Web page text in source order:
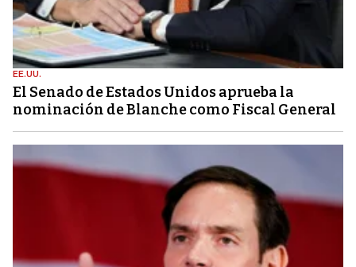
EE.UU.
El Senado de Estados Unidos aprueba la
nominación de Blanche como Fiscal General